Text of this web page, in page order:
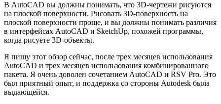
В AutoCAD вы должны понимать, что 3D-чертежи рисуются
на плоской поверхности. Рисовать 3D-поверхность на
плоской поверхности проще, и вы должны понимать различия
в интерфейсах AutoCAD и SketchUp, похожей программы,
когда рисуете 3D-объекты.
Я пишу этот обзор сейчас, после трех месяцев использования
AutoCAD и трех месяцев использования комбинированного
пакета. Я очень доволен сочетанием AutoCAD и RSV Pro. Это
был приятный опыт, и поддержка со стороны Autodesk была
выдающейся.